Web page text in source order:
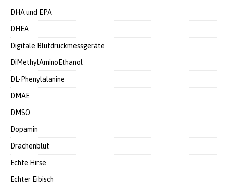
DHA und EPA
DHEA
Digitale Blutdruckmessgeräte
DiMethylAminoEthanol
DL-Phenylalanine
DMAE
DMSO
Dopamin
Drachenblut
Echte Hirse
Echter Eibisch